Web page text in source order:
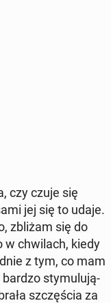
czy czuje się
jej się to udaje.
zbliżam się do
w chwi­lach, kiedy
z tym, co mam
bardzo sty­mu­lu­ją­
szczę­ścia za